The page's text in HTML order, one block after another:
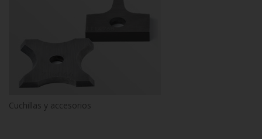
Cuchillas y accesorios